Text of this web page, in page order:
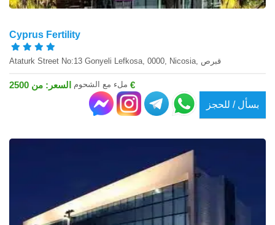
Cyprus Fertility
Ataturk Street No:13 Gonyeli Lefkosa, 0000, Nicosia, قبرص
ملء مع الشحوم السعر: من 2500 €
بسأل / للحجز